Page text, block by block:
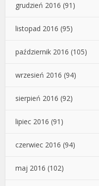
grudzień 2016 (91)
listopad 2016 (95)
październik 2016 (105)
wrzesień 2016 (94)
sierpień 2016 (92)
lipiec 2016 (91)
czerwiec 2016 (94)
maj 2016 (102)